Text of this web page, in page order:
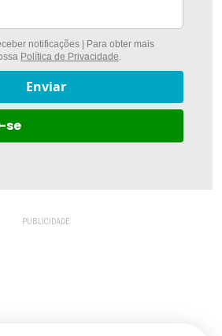
notificações | Para obter mais
Política de Privacidade
Enviar
se